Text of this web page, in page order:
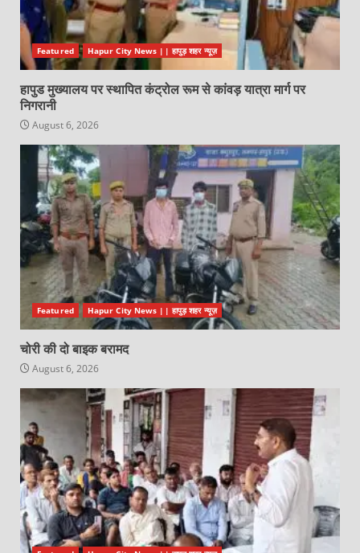
Featured Hapur City News || हापुड़ शहर न्यूज़
हापुड मुख्यालय पर स्थापित कंट्रोल रूम से कांवड़ यात्रा मार्ग पर
निगरानी
August 6, 2026
Featured Hapur City News || हापुड़ शहर न्यूज़
चोरी की दो बाइक बरामद
August 6, 2026